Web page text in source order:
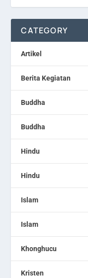
CATEGORY
Artikel
Berita Kegiatan
Buddha
Buddha
Hindu
Hindu
Islam
Islam
Khonghucu
Kristen